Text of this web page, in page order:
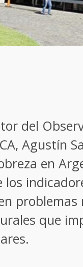
del
Agustín
en
los
problemas
que